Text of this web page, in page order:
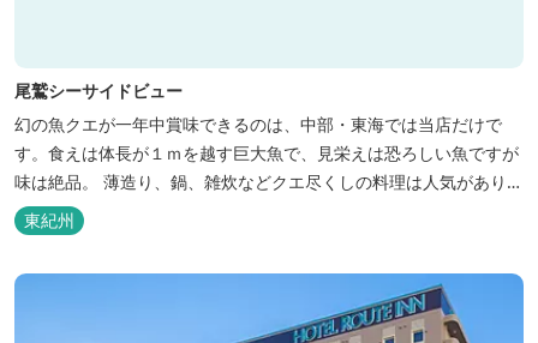
尾鷲シーサイドビュー
幻の魚クエが一年中賞味できるのは、中部・東海では当店だけで
す。食えは体長が１ｍを越す巨大魚で、見栄えは恐ろしい魚ですが
味は絶品。 薄造り、鍋、雑炊などクエ尽くしの料理は人気がありま
す。ぜひご賞味ください（料理だけでも歌。また、宿泊者には船で
の無料遊覧サービス（１時間）を行ないます。
東紀州